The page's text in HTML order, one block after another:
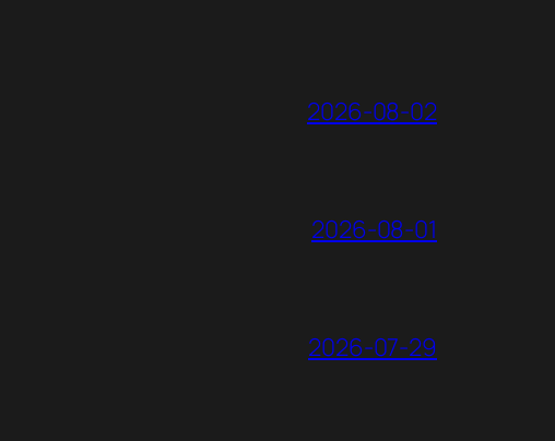
2026-08-02
2026-08-01
2026-07-29